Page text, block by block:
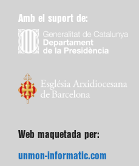
Amb el suport de:
Web maquetada per:
unmon-informatic.com